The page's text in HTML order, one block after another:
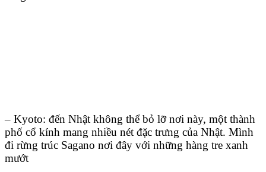
– Kyoto: đến Nhật không thể bỏ lỡ nơi này, một thành
phố cổ kính mang nhiều nét đặc trưng của Nhật. Mình
đi rừng trúc Sagano nơi đây với những hàng tre xanh
mướt